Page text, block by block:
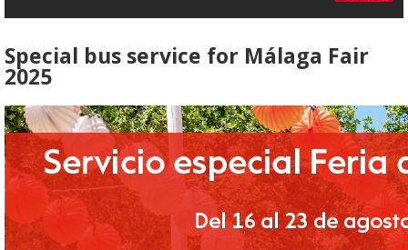
Special bus service for Málaga Fair
2025